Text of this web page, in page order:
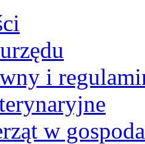
i
w